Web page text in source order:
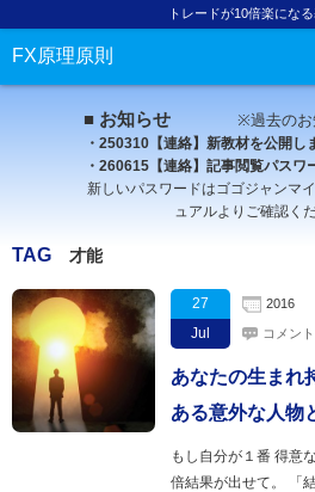
トレードが10倍楽にな
FX原理原則
■ お知らせ ※過去のお知
・250310【連絡】新教材を公開し
・260615【連絡】記事閲覧パスワ
新しいパスワードはゴゴジャンマイペ
ュアルよりご確認くだ
TAG 才能
27
Jul
2016
コメン
あなたの生まれ
ある意外な人物
もし自分が１番 得意
倍結果が出せて。 「